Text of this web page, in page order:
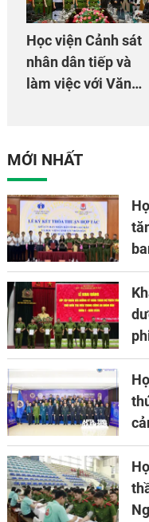
Học viện Cảnh sát
nhân dân tiếp và
làm việc với Văn
Bản tại Việt Nam
MỚI NHẤT